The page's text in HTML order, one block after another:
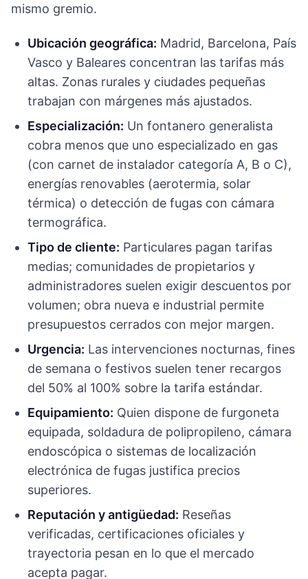
mismo gremio.
Ubicación geográfica: Madrid, Barcelona, País
Vasco y Baleares concentran las tarifas más
altas. Zonas rurales y ciudades pequeñas
trabajan con márgenes más ajustados.
Especialización: Un fontanero generalista
cobra menos que uno especializado en gas
(con carnet de instalador categoría A, B o C),
energías renovables (aerotermia, solar
térmica) o detección de fugas con cámara
termográfica.
Tipo de cliente: Particulares pagan tarifas
medias; comunidades de propietarios y
administradores suelen exigir descuentos por
volumen; obra nueva e industrial permite
presupuestos cerrados con mejor margen.
Urgencia: Las intervenciones nocturnas, fines
de semana o festivos suelen tener recargos
del 50% al 100% sobre la tarifa estándar.
Equipamiento: Quien dispone de furgoneta
equipada, soldadura de polipropileno, cámara
endoscópica o sistemas de localización
electrónica de fugas justifica precios
superiores.
Reputación y antigüedad: Reseñas
verificadas, certificaciones oficiales y
trayectoria pesan en lo que el mercado
acepta pagar.